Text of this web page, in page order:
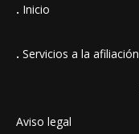
. Inicio
. Servicios a la afiliación
Aviso legal